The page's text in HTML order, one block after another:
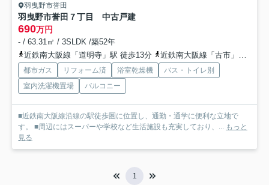
羽曳野市誉田
羽曳野市誉田７丁目 中古戸建
690万円
- / 63.31㎡ / 3SLDK /築52年
近鉄南大阪線「道明寺」駅 徒歩13分
近鉄南大阪線「古市」駅 徒歩18分
都市ガス リフォーム済 浴室乾燥機
バス・トイレ別
室内洗濯機置場
バルコニー
■近鉄南大阪線沿線の駅徒歩圏に位置し、通勤・通学に便利な立地で
す。 ■周辺にはスーパーや学校など生活施設も充実しており、...
もっと
見る
1